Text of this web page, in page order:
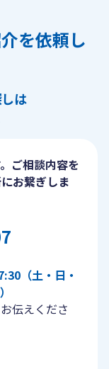
を依頼し
は
ご相談内容を
お繋ぎしま
（土・日・
伝えくださ